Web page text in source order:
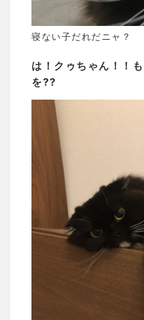
寝ない子だれだニャ？
は！クゥちゃん！！
を??